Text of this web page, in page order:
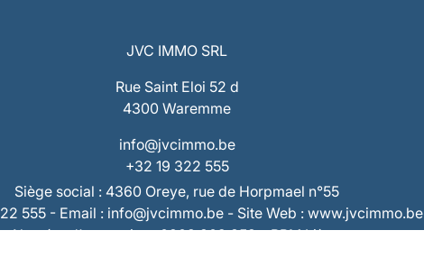
JVC IMMO SRL
Rue Saint Eloi 52 d
4300 Waremme
info@jvcimmo.be
+32 19 322 555
Siège social : 4360 Oreye, rue de Horpmael n°55
555 - Email : info@jvcimmo.be - Site Web : www.jvcimmo.be
Numéro d’entreprise : 0808.809.358 – RPM Liège